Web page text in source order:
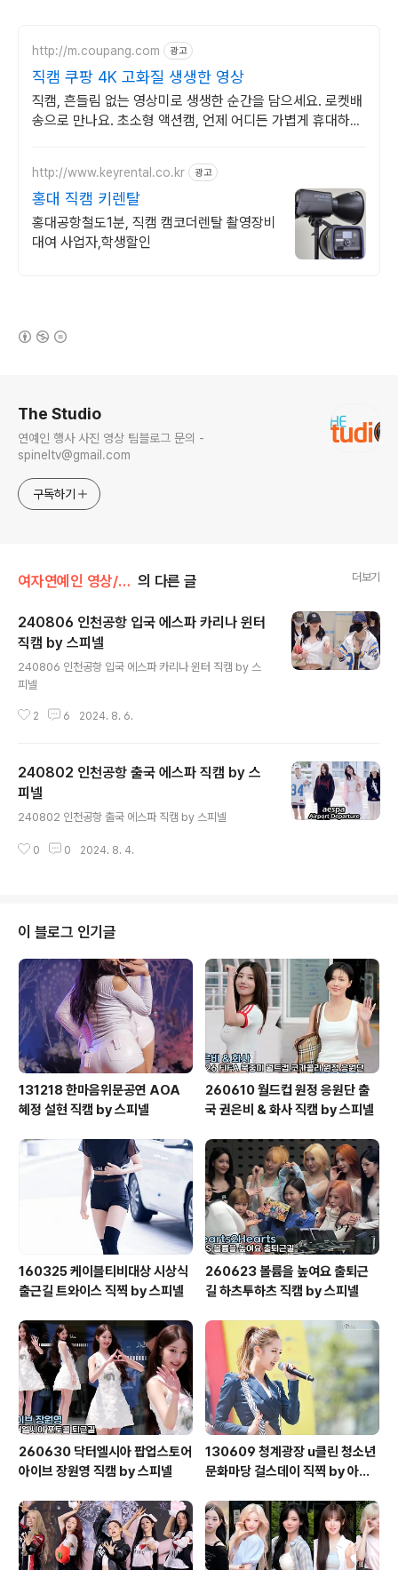
http://m.coupang.com 광고
직캠 쿠팡 4K 고화질 생생한 영상
직캠, 흔들림 없는 영상미로 생생한 순간을 담으세요. 로켓배
송으로 만나요. 초소형 액션캠, 언제 어디든 가볍게 휴대하며
http://www.keyrental.co.kr 광고
홍대 직캠 키렌탈
홍대공항철도1분, 직캠 캠코더렌탈 촬영장비
대여 사업자,학생할인
The Studio
연예인 행사 사진 영상 팀블로그 문의 -
spineltv@gmail.com
구독하기
여자연예인 영상/에스파 의 다른 글 더보기
240806 인천공항 입국 에스파 카리나 윈터
직캠 by 스피넬
240806 인천공항 입국 에스파 카리나 윈터 직캠 by 스
피넬
2 6 2024. 8. 6.
240802 인천공항 출국 에스파 직캠 by 스
피넬
240802 인천공항 출국 에스파 직캠 by 스피넬
0 0 2024. 8. 4.
이 블로그 인기글
131218 한마음위문공연 AOA
혜정 설현 직캠 by 스피넬
260610 월드컵 원정 응원단 출
국 권은비 & 화사 직캠 by 스피넬
160325 케이블티비대상 시상식
출근길 트와이스 직찍 by 스피넬
260623 볼륨을 높여요 출퇴근
길 하츠투하츠 직캠 by 스피넬
260630 닥터엘시아 팝업스토어
아이브 장원영 직캠 by 스피넬
130609 청계광장 u클린 청소년
문화마당 걸스데이 직찍 by 아데